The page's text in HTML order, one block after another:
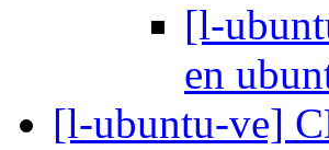
[l-
en
[l-ubuntu-ve]